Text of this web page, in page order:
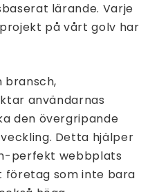
lärande. Varje
på vårt golv har
bransch,
användarnas
den övergripande
Detta hjälper
perfekt webbplats
som inte bara